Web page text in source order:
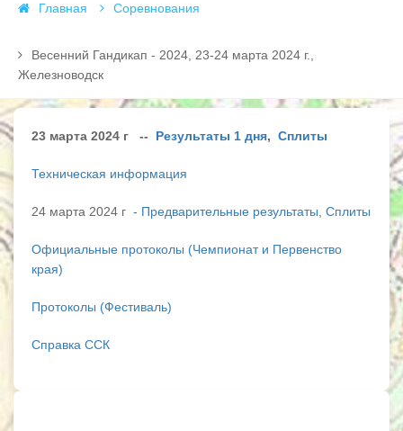
Главная Соревнования
Весенний Гандикап - 2024, 23-24 марта 2024 г.,
Железноводск
23 марта 2024 г -- Результаты 1 дня, Сплиты
Техническая информация
24 марта 2024 г - Предварительные результаты Сплиты
Официальные протоколы (Чемпионат и Первенство
края)
Протоколы (Фестиваль)
Справка ССК